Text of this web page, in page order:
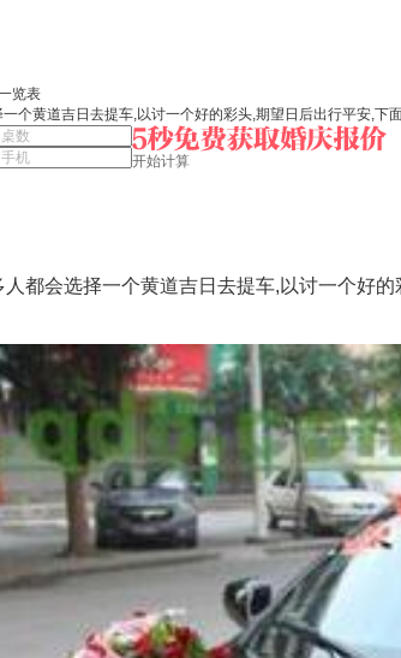
览表
个黄道吉日去提车,以讨一个好的彩头,期望日后出行平安,
开始计算
会选择一个黄道吉日去提车,以讨一个好的